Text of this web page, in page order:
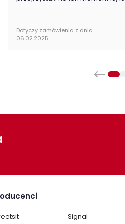
Dotyczy zamówienia z dnia
06.02.2025
Signal